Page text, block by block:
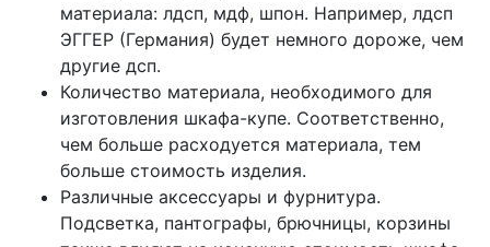
материала: лдсп, мдф, шпон. Например, лдсп
ЭГГЕР (Германия) будет немного дороже, чем
другие дсп.
Количество материала, необходимого для
изготовления шкафа-купе. Соответственно,
чем больше расходуется материала, тем
больше стоимость изделия.
Различные аксессуары и фурнитура.
Подсветка, пантографы, брючницы, корзины